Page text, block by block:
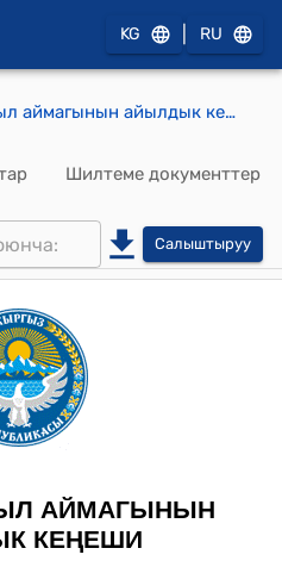
KG RU
Чет-Нура айыл аймагынын айылдык кеңешинин 2026-жылдын 12-февралындагы №11/7 "Чет-Нура айыл аймагынын Ак-Кыя, Чет-Нура, Орто-Нура, Ак-Булуң, Ийри-Суу, Төш-Булак жана Орук-Там айылдарынын жайыт жерлерин трансформациялоо жөнүндө" Токтому
Шилтеме документтер
Салыштыруу